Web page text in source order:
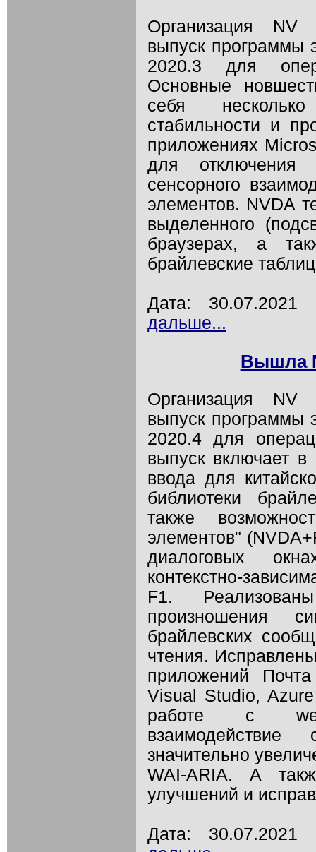
Организация NV
выпуск программы
2020.3 для
Основные
себя
стабильности и
приложениях
для отключения
сенсорного
элементов. NVDA
выделенного
браузерах, а
брайлевские
Дата:
дальше...
Вышла
Организация NV
выпуск программы
2020.4 для
выпуск включает
ввода для
библиотеки
также
элементов"
диалоговых
контекстно-
F1.
произношения
брайлевских
чтения.
приложений
Visual Studio,
работе с web-
значительно
WAI-ARIA. А
улучшений и
Дата: